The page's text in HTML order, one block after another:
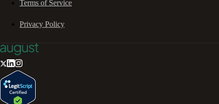
Terms of Service
Privacy Policy